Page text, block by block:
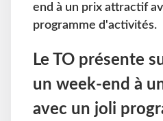
end à un prix attractif
programme d'activités.
Le TO présente
un week-end à
avec un joli